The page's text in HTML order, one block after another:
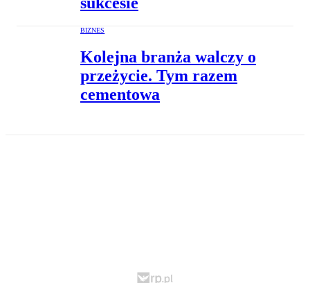
BIZNES
Kolejna branża walczy o
przeżycie. Tym razem
cementowa